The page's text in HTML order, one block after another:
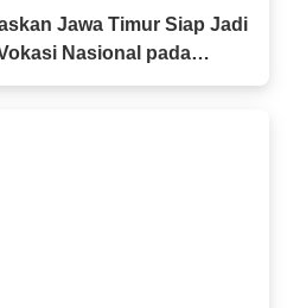
Jawa Timur Siap Jadi
Nasional pada